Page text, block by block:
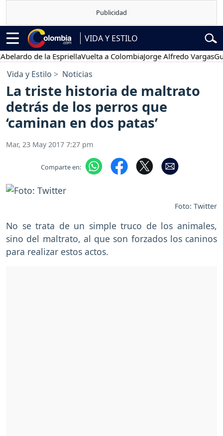
VIDA Y ESTILO
de la EspriellaVuelta a ColombiaJorge Alfredo Vargas
Vida y Estilo Noticias
La triste historia de maltrato
detrás de los perros que
‘caminan en dos patas’
Mar, 23 May 2017 7:27 pm
Comparte en:
Foto: Twitter
No se trata de un simple truco de los animales,
sino del maltrato, al que son forzados los caninos
para realizar estos actos.